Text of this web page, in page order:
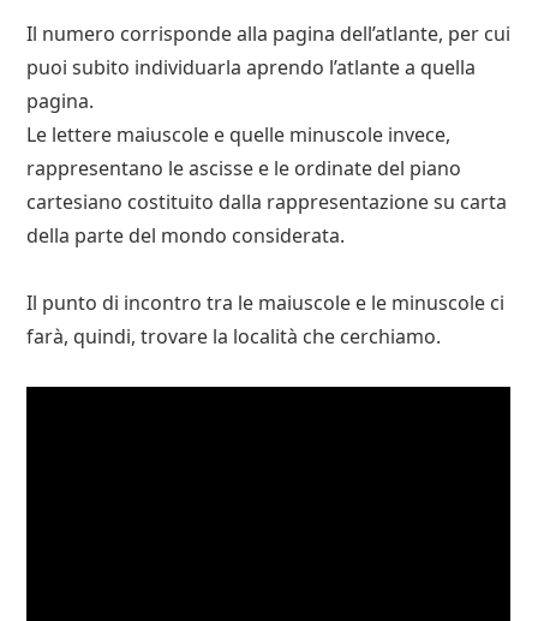
Il numero corrisponde alla pagina dell’atlante, per cui
puoi subito individuarla aprendo l’atlante a quella
pagina.
Le lettere maiuscole e quelle minuscole invece,
rappresentano le ascisse e le ordinate del piano
cartesiano costituito dalla rappresentazione su carta
della parte del mondo considerata.
Il punto di incontro tra le maiuscole e le minuscole ci
farà, quindi, trovare la località che cerchiamo.